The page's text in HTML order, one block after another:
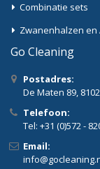
Combinatie sets
Zwanenhalzen en
Go Cleaning
Postadres:
De Maten 89,
Telefoon:
Tel: +31 (0)572 -
Email: